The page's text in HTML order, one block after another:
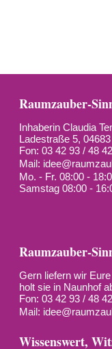
Raumzauber-
Inhaberin Claudia
Ladestraße 5, 04683
Fon: 03 42 93 / 48
Mail:
Mo. - Fr. 08:00 -
Samstag 08:00 -
Raumzauber-
Gern liefern wir
holt sie in Naunhof
Fon: 03 42 93 / 48
Mail:
Wissenswert,